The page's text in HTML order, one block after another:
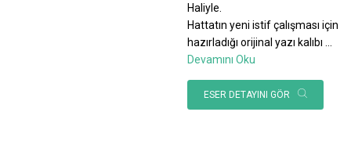
Haliyle.
Hattatın yeni istif çalışması için
hazırladığı orijinal yazı kalıbı
Devamını Oku
ESER DETAYINI GÖR